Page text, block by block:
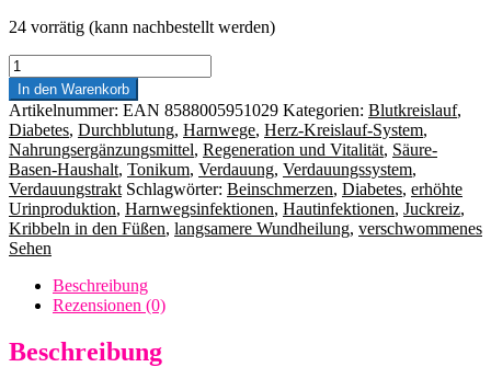
24 vorrätig (kann nachbestellt werden)
DIABET©
100
ml
Menge
In den Warenkorb
Artikelnummer: EAN 8588005951029 Kategorien: Blutkreislauf,
Diabetes, Durchblutung, Harnwege, Herz-Kreislauf-System,
Nahrungsergänzungsmittel, Regeneration und Vitalität, Säure-
Basen-Haushalt, Tonikum, Verdauung, Verdauungssystem,
Verdauungstrakt Schlagwörter: Beinschmerzen, Diabetes, erhöhte
Urinproduktion, Harnwegsinfektionen, Hautinfektionen, Juckreiz,
Kribbeln in den Füßen, langsamere Wundheilung, verschwommenes
Sehen
Beschreibung
Rezensionen (0)
Beschreibung